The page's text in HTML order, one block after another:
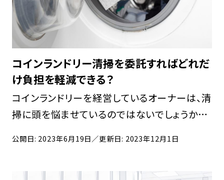
コインランドリー清掃を委託すればどれだ
け負担を軽減できる？
コインランドリーを経営しているオーナーは、清
掃に頭を悩ませているのではないでしょうか。
公開日: 2023年6月19日／更新日: 2023年12月1日